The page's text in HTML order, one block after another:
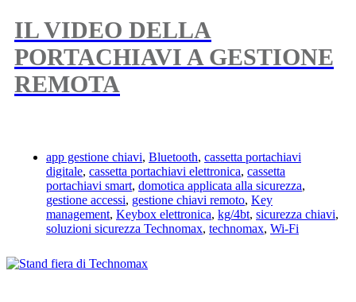
IL VIDEO DELLA
PORTACHIAVI A GESTIONE
REMOTA
app gestione chiavi, Bluetooth, cassetta portachiavi
digitale, cassetta portachiavi elettronica, cassetta
portachiavi smart, domotica applicata alla sicurezza,
gestione accessi, gestione chiavi remoto, Key
management, Keybox elettronica, kg/4bt, sicurezza chiavi,
soluzioni sicurezza Technomax, technomax, Wi-Fi